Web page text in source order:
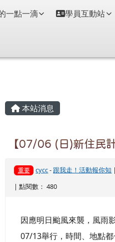
一點一滴 學員互動站
主內容區域
本站消息
【07/06 (日)新住民
重要 cycc- 跟我走！活動報你知
| 點閱數： 480
因應明日颱風來襲，風雨
07/13舉行，時間、地點